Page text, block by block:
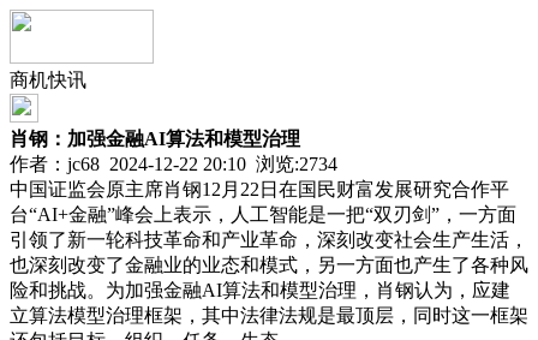
商机快讯
肖钢：加强金融AI算法和模型治理
作者：jc68 2024-12-22 20:10 浏览:2734
中国证监会原主席肖钢12月22日在国民财富发展研究合作平
台“AI+金融”峰会上表示，人工智能是一把“双刃剑”，一方面
引领了新一轮科技革命和产业革命，深刻改变社会生产生活，
也深刻改变了金融业的业态和模式，另一方面也产生了各种风
险和挑战。为加强金融AI算法和模型治理，肖钢认为，应建
立算法模型治理框架，其中法律法规是最顶层，同时这一框架